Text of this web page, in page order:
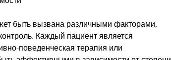
быть вызвана различными факторами,
Каждый пациент является
поведенческая терапия или